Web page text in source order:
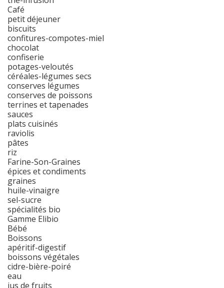
Café
petit déjeuner
biscuits
confitures-compotes-miel
chocolat
confiserie
potages-veloutés
céréales-légumes secs
conserves légumes
conserves de poissons
terrines et tapenades
sauces
plats cuisinés
raviolis
pâtes
riz
Farine-Son-Graines
épices et condiments
graines
huile-vinaigre
sel-sucre
spécialités bio
Gamme Elibio
Bébé
Boissons
apéritif-digestif
boissons végétales
cidre-bière-poiré
eau
jus de fruits